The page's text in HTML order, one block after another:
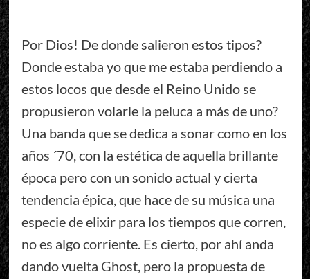
Por Dios! De donde salieron estos tipos?
Donde estaba yo que me estaba perdiendo a
estos locos que desde el Reino Unido se
propusieron volarle la peluca a más de uno?
Una banda que se dedica a sonar como en los
años ´70, con la estética de aquella brillante
época pero con un sonido actual y cierta
tendencia épica, que hace de su música una
especie de elixir para los tiempos que corren,
no es algo corriente. Es cierto, por ahí anda
dando vuelta Ghost, pero la propuesta de